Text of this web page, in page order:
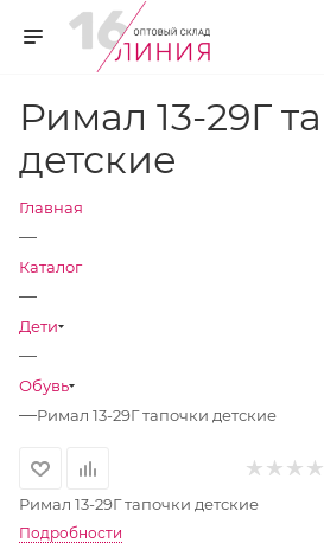
Римал 13-29Г
детские
Главная
—
Каталог
—
Дети
—
Обувь
—Римал 13-29Г тапочки детские
Римал 13-29Г тапочки детские
Подробности